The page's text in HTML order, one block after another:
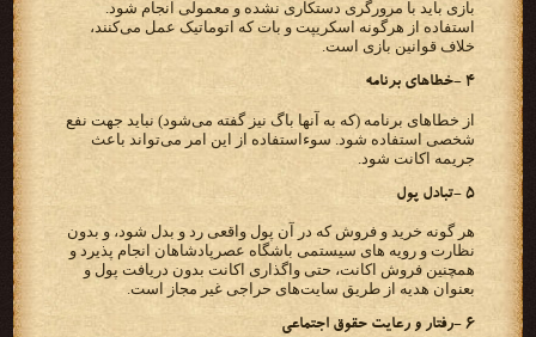
بازی باید با مرورگری دستکاری نشده و معمولی انجام شود.
استفاده از هرگونه اسکریپت و بات که اتوماتیک عمل می‌کنند،
خلاف قوانین بازی است.
۴ -خطاهای برنامه
از خطاهای برنامه (که به آنها باگ نیز گفته می‌شود) نباید جهت نفع
شخصی استفاده شود. سوءاستفاده از این امر می‌تواند باعث
جریمه اکانت شود.
۵ -تبادل پول
هر گونه خرید و فروش که در آن پول واقعی رد و بدل شود، و بدون
نظارت و رویه های سیستمی باشگاه عصرپادشاهان انجام پذیرد و
همچنین فروش اکانت، حتی واگذاری اکانت بدون دریافت پول و
بعنوان هدیه از طریق سایت‌های حراجی غیر مجاز است.
۶ -رفتار و رعایت حقوق اجتماعی